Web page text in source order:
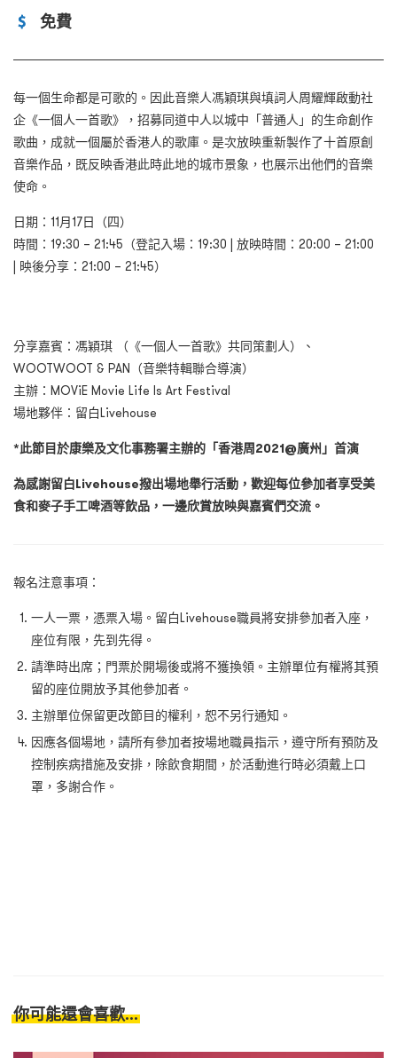
免費
每一個生命都是可歌的。因此音樂人馮穎琪與填詞人周耀輝啟動社
企《一個人一首歌》，招募同道中人以城中「普通人」的生命創作
歌曲，成就一個屬於香港人的歌庫。是次放映重新製作了十首原創
音樂作品，既反映香港此時此地的城市景象，也展示出他們的音樂
使命。
日期：11月17日（四）
時間：19:30 – 21:45（登記入場：19:30 | 放映時間：20:00 – 21:00
| 映後分享：21:00 – 21:45）
分享嘉賓：馮穎琪 （《一個人一首歌》共同策劃人）、
WOOTWOOT & PAN（音樂特輯聯合導演）
主辦：MOViE Movie Life Is Art Festival
場地夥伴：留白Livehouse
*此節目於康樂及文化事務署主辦的「香港周2021@廣州」首演
為感謝留白Livehouse撥出場地舉行活動，歡迎每位參加者享受美
食和麥子手工啤酒等飲品，一邊欣賞放映與嘉賓們交流。
報名注意事項：
一人一票，憑票入場。留白Livehouse職員將安排參加者入座，
座位有限，先到先得。
請準時出席；門票於開場後或將不獲換領。主辦單位有權將其預
留的座位開放予其他參加者。
主辦單位保留更改節目的權利，恕不另行通知。
因應各個場地，請所有參加者按場地職員指示，遵守所有預防及
控制疾病措施及安排，除飲食期間，於活動進行時必須戴上口
罩，多謝合作。
你可能還會喜歡...